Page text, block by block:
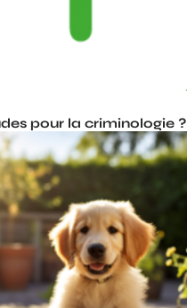
pour la criminologie ?